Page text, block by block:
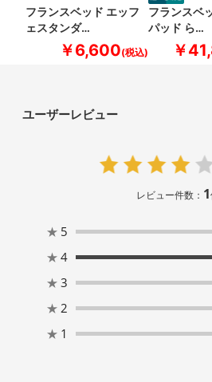
フランスベッド エッフ
ェスタンダ…
￥6,600
フランスベ
パッド ら…
￥
ユーザーレビュー
レビュー件数： 1
★ 5
★ 4
★ 3
★ 2
★ 1